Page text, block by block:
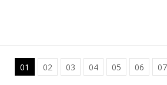
01 02 03 04 05 06 07